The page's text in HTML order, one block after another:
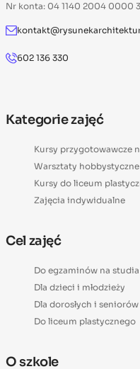
Nr konta: 04 1140 2004 0000
602 136 330
Kategorie zajęć
Kursy przygotowawcze
Warsztaty hobbystyczne
Kursy do liceum
Zajęcia indywidualne
Cel zajęć
Do egzaminów na studia
Dla dzieci i młodzieży
Dla dorosłych i seniorów
Do liceum plastycznego
O szkole